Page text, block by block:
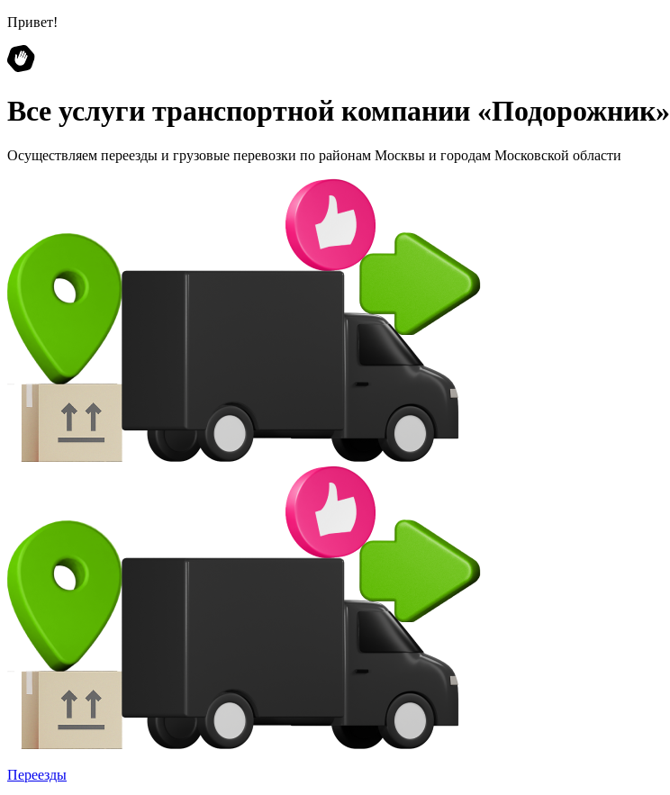
Привет!
Все услуги транспортной компании «Подорожник»
Осуществляем переезды и грузовые перевозки по районам Москвы и городам Московской области
Переезды